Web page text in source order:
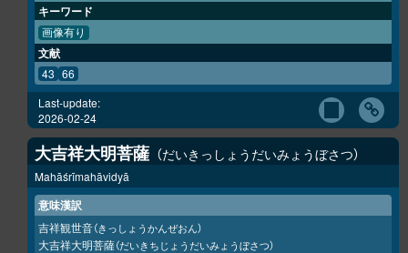
キーワード
画像有り
文献
43 66
Last-update:
2026-02-24
大吉祥大明菩薩 だいきっしょうだいみょうぼさつ
Mahāśrīmahāvidyā
意味漢訳
吉祥観世音（きっしょうかんぜおん）
大吉祥大明菩薩（だいきちじょうだいみょうぼさつ）